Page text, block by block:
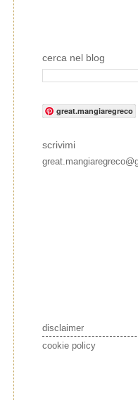
cerca nel blog
great.mangiaregreco
scrivimi
disclaimer
cookie policy